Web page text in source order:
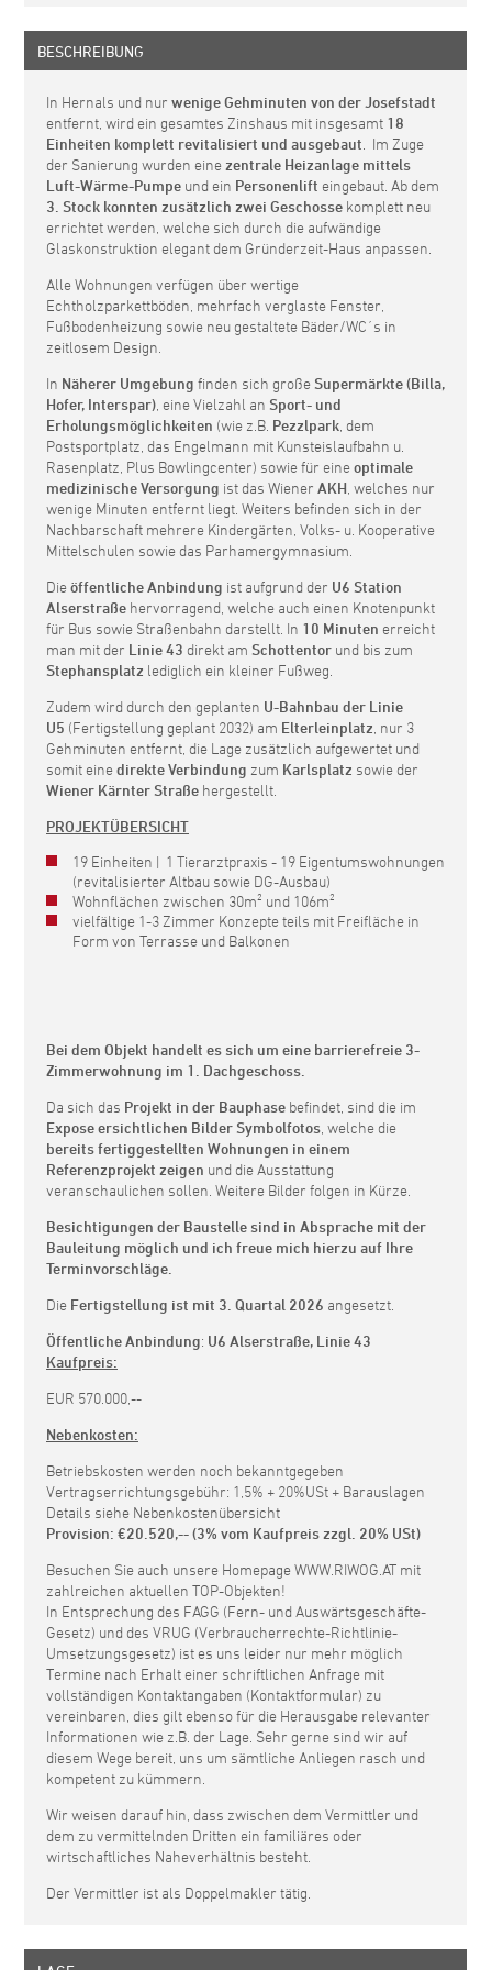
BESCHREIBUNG
In Hernals und nur wenige Gehminuten von der Josefstadt
entfernt, wird ein gesamtes Zinshaus mit insgesamt 18
Einheiten komplett revitalisiert und ausgebaut . Im Zuge
der Sanierung wurden einezentrale Heizanlage mittels
Luft-Wärme-Pumpe und ein Personenlift eingebaut. Ab dem
3. Stock konnten zusätzlich zwei Geschosse komplett neu
errichtet werden, welche sich durch die aufwändige
Glaskonstruktion elegant dem Gründerzeit-Haus anpassen.
Alle Wohnungen verfügen über wertige
Echtholzparkettböden, mehrfach verglaste Fenster,
Fußbodenheizung sowie neu gestaltete Bäder/WC´s in
zeitlosem Design.
In Näherer Umgebung finden sich große Supermärkte (Billa,
Hofer, Interspar) , eine Vielzahl an Sport- und
Erholungsmöglichkeiten (wie z.B. Pezzlpark , dem
Postsportplatz, das Engelmann mit Kunsteislaufbahn u.
Rasenplatz, Plus Bowlingcenter) sowie für eineoptimale
medizinische Versorgung ist das Wiener AKH , welches nur
wenige Minuten entfernt liegt. Weiters befinden sich in der
Nachbarschaft mehrere Kindergärten, Volks- u. Kooperative
Mittelschulen sowie das Parhamergymnasium.
Dieöffentliche Anbindung ist aufgrund der U6 Station
Alserstraße hervorragend, welche auch einen Knotenpunkt
für Bus sowie Straßenbahn darstellt. In 10 Minuten erreicht
man mit der Linie 43 direkt am Schottentor und bis zum
Stephansplatz lediglich ein kleiner Fußweg.
Zudem wird durch den geplanten U-Bahnbau der Linie
U5 (Fertigstellung geplant 2032) am Elterleinplatz , nur 3
Gehminuten entfernt, die Lage zusätzlich aufgewertet und
somit einedirekte Verbindung zum Karlsplatz sowie der
Wiener Kärnter Straße hergestellt.
PROJEKTÜBERSICHT
19 Einheiten | 1 Tierarztpraxis - 19 Eigentumswohnungen
(revitalisierter Altbau sowie DG-Ausbau)
Wohnflächen zwischen 30m² und 106m²
vielfältige 1-3 Zimmer Konzepte teils mit Freifläche in
Form von Terrasse und Balkonen
Bei dem Objekt handelt es sich um eine barrierefreie 3-
Zimmerwohnung im 1. Dachgeschoss.
Da sich das Projekt in der Bauphase befindet, sind die im
Expose ersichtlichen Bilder Symbolfotos , welche die
bereits fertiggestellten Wohnungen in einem
Referenzprojekt zeigen und die Ausstattung
veranschaulichen sollen. Weitere Bilder folgen in Kürze.
Besichtigungen der Baustelle sind in Absprache mit der
Bauleitung möglich und ich freue mich hierzu auf Ihre
Terminvorschläge.
Die Fertigstellung ist mit 3. Quartal 2026 angesetzt.
Öffentliche Anbindung: U6 Alserstraße, Linie 43
Kaufpreis:
EUR 570.000,--
Nebenkosten:
Betriebskosten werden noch bekanntgegeben
Vertragserrichtungsgebühr: 1,5% + 20%USt + Barauslagen
Details siehe Nebenkostenübersicht
Provision: €20.520,-- (3% vom Kaufpreis zzgl. 20% USt)
Besuchen Sie auch unsere Homepage WWW.RIWOG.AT mit
zahlreichen aktuellen TOP-Objekten!
In Entsprechung des FAGG (Fern- und Auswärtsgeschäfte-
Gesetz) und des VRUG (Verbraucherrechte-Richtlinie-
Umsetzungsgesetz) ist es uns leider nur mehr möglich
Termine nach Erhalt einer schriftlichen Anfrage mit
vollständigen Kontaktangaben (Kontaktformular) zu
vereinbaren, dies gilt ebenso für die Herausgabe relevanter
Informationen wie z.B. der Lage. Sehr gerne sind wir auf
diesem Wege bereit, uns um sämtliche Anliegen rasch und
kompetent zu kümmern.
Wir weisen darauf hin, dass zwischen dem Vermittler und
dem zu vermittelnden Dritten ein familiäres oder
wirtschaftliches Naheverhältnis besteht.
Der Vermittler ist als Doppelmakler tätig.